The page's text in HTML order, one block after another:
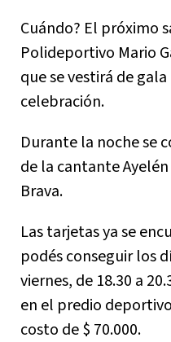
Cuándo? El próximo
Polideportivo Mario
que se vestirá de
celebración.
Durante la noche se
de la cantante
Brava.
Las tarjetas ya se
podés conseguir los
viernes, de 18.30 a
en el predio
costo de $ 70.000.